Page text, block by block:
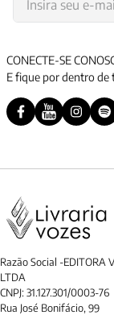
CONECTE-SE
E fique por dentro de
Razão Social -EDITORA
LTDA
CNPJ: 31.127.301/0003-76
Rua José Bonifácio, 99